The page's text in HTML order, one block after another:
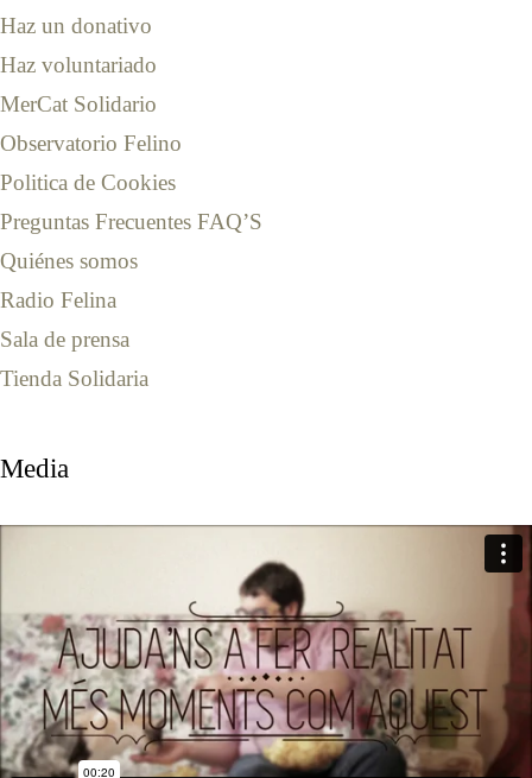
Haz un donativo
Haz voluntariado
MerCat Solidario
Observatorio Felino
Politica de Cookies
Preguntas Frecuentes FAQ’S
Quiénes somos
Radio Felina
Sala de prensa
Tienda Solidaria
Media